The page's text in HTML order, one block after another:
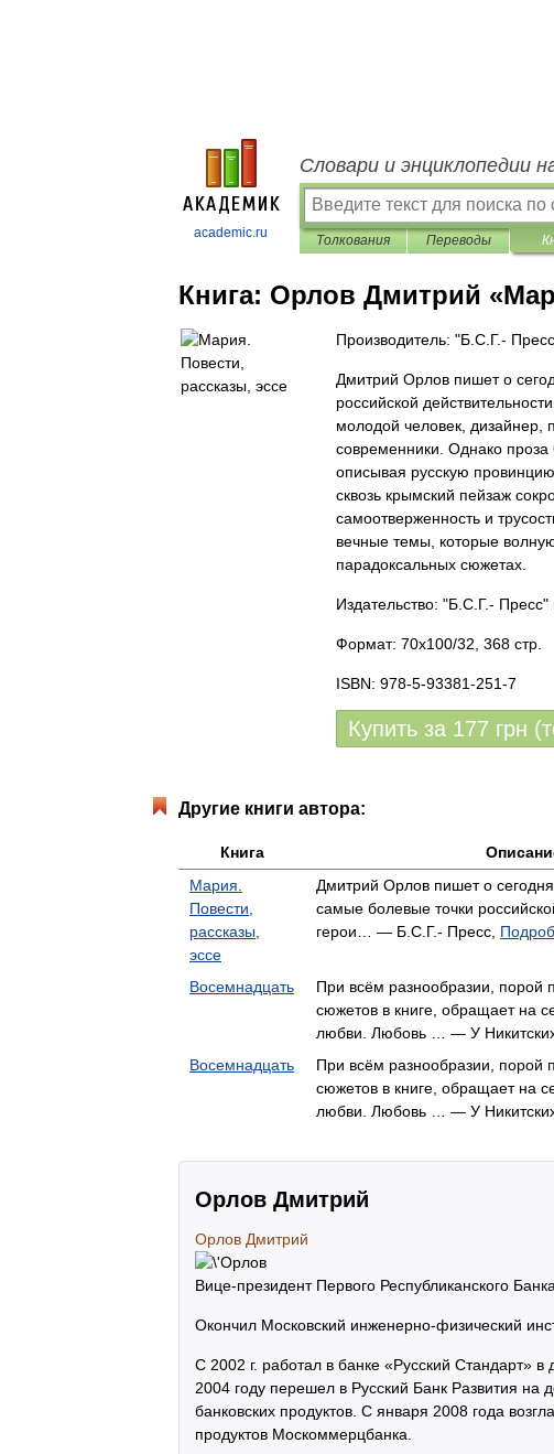
academic.ru
Словари и энциклопедии
Толкования Переводы
Книга: Орлов Дмитрий
Производитель: "Б.С.Г.-
Дмитрий Орлов пишет о
российской
молодой человек, дизайнер,
современники. Однако
описывая русскую
сквозь крымский пейзаж
самоотверженность и
вечные темы, которые
парадоксальных сюжетах.
Издательство: "Б.С.Г.- Пресс"
Формат: 70x100/32, 368 стр.
ISBN: 978-5-93381-251-7
Купить за 177 грн
Другие книги автора:
Книга
Мария.
Повести,
рассказы,
эссе
Дмитрий Орлов пишет о
самые болевые точки
герои… — Б.С.Г.- Пресс,
Восемнадцать
При всём разнообразии, порой
сюжетов в книге, обращает на
любви. Любовь … — У Никитских
Восемнадцать
При всём разнообразии, порой
сюжетов в книге, обращает на
любви. Любовь … — У Никитских
Орлов Дмитрий
Орлов Дмитрий
Вице-президент Первого Республиканского Банка
Окончил Московский инженерно-физический
С 2002 г. работал в банке «Русский Стандарт»
2004 году перешел в Русский Банк Развития на
банковских продуктов. С января 2008 года
продуктов Москоммерцбанка.